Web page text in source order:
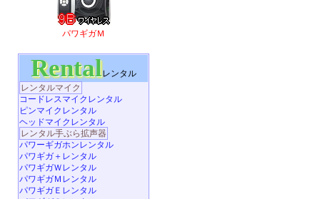
パワギガＭ
Rentalレンタル
レンタルマイク
コードレスマイクレンタル
ピンマイクレンタル
ヘッドマイクレンタル
レンタル手ぶら拡声器
パワーギガホンレンタル
パワギガ＋レンタル
パワギガＷレンタル
パワギガＭレンタル
パワギガＥレンタル